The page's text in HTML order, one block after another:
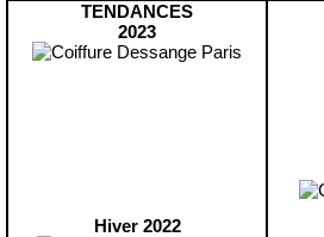
TENDANCES
2023
Hiver 2022